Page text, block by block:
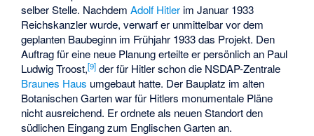
selber Stelle. NachdemAdolf Hitler im Januar 1933
Reichskanzler wurde, verwarf er unmittelbar vor dem
geplanten Baubeginn im Frühjahr 1933 das Projekt. Den
Auftrag für eine neue Planung erteilte er persönlich an Paul
Ludwig Troost,[9] der für Hitler schon die NSDAP-Zentrale
Braunes Haus umgebaut hatte. Der Bauplatz im alten
Botanischen Garten war für Hitlers monumentale Pläne
nicht ausreichend. Er ordnete als neuen Standort den
südlichen Eingang zum Englischen Garten an.